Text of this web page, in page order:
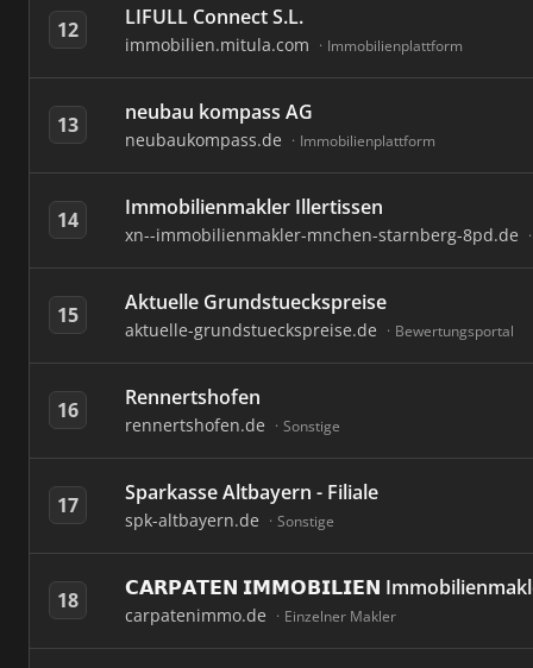
12 LIFULL Connect S.L.
immobilien.mitula.com Immobilienplattform
13 neubau kompass AG
neubaukompass.de Immobilienplattform
14 Immobilienmakler Illertissen
xn--immobilienmakler-mnchen-starnberg-8pd.de
15 Aktuelle Grundstueckspreise
aktuelle-grundstueckspreise.de Bewertungsportal
16 Rennertshofen
rennertshofen.de Sonstige
17 Sparkasse Altbayern - Filiale
spk-altbayern.de Sonstige
18 𝗖𝗔𝗥𝗣𝗔𝗧𝗘𝗡 𝗜𝗠𝗠𝗢𝗕𝗜𝗟𝗜𝗘𝗡
carpatenimmo.de Einzelner Makler